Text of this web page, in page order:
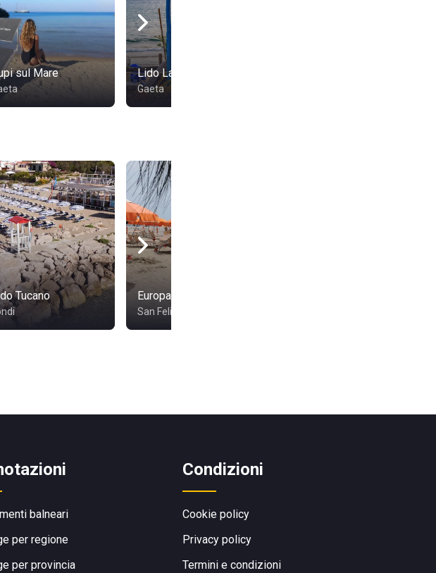
sul Mare Lido La Playa Caliente
Gaeta
Tucano Europabeach
San Felice Circeo
balneari
per regione
per provincia
Condizioni
Cookie policy
Privacy policy
Termini e condizioni